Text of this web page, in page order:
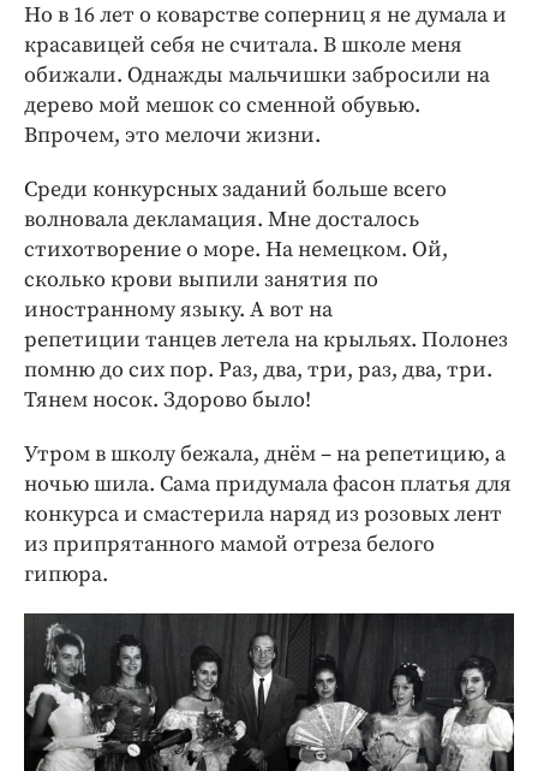
Но в 16 лет о коварстве соперниц я не думала и
красавицей себя не считала. В школе меня
обижали. Однажды мальчишки забросили на
дерево мой мешок со сменной обувью.
Впрочем, это мелочи жизни.
Среди конкурсных заданий больше всего
волновала декламация. Мне досталось
стихотворение о море. На немецком. Ой,
сколько крови выпили занятия по
иностранному языку. А вот на
репетиции танцев летела на крыльях. Полонез
помню до сих пор. Раз, два, три, раз, два, три.
Тянем носок. Здорово было!
Утром в школу бежала, днём – на репетицию, а
ночью шила. Сама придумала фасон платья для
конкурса и смастерила наряд из розовых лент
из припрятанного мамой отреза белого
гипюра.